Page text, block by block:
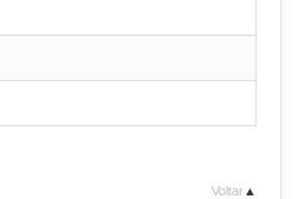
Voltar ▲